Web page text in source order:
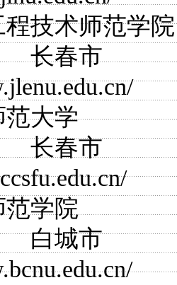
程技术师范学院
春
大学
春
学院
城